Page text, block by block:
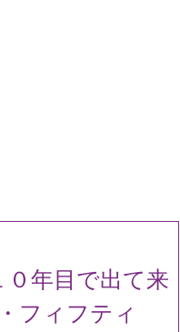
年目で出て来
フィフティ